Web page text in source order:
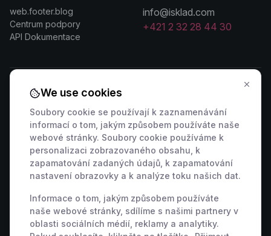
web.footer.blog
Centrum podpory
API Dokumentace
info@isklad.com
+421 2 32 28 44 30
Kontaktovat prodejce
🇸🇰 +421 2 222 006 94
🇨🇿 +420 311 440 767
🇵🇱 +48 22 307 03 34
🇦🇹 +43 1 442 0203
🇷🇴 +40 316 306 173
🇭🇺 +36 1 901 0594
🇩🇪 +49 800 000 9404
🇸🇮 +386 82 880 433
🇪🇸 +34 518 88 04 19
🇫🇷 +33 9 39 37 01 08
🇮🇹 +39 800 934 271
🇭🇷 +385 800 791 196
🇬🇧 +44 7463 586 370
We use cookies
Soubory cookie se používají k zaznamenávání
informací o tom, jakým způsobem používáte naše
webové stránky. Soubory cookie používáme k
personalizaci zobrazovaného obsahu, k
zapamatování zadaných údajů, k zapamatování
nastavení obrazovky a k analýze toku našich dat.
Informace o tom, jakým způsobem používáte
naše webové stránky, sdílíme s našimi partnery v
oblasti sociálních médií, reklamy a analytiky.